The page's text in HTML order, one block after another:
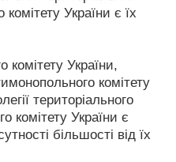
України є їх
комітету України,
комітету
територіального
комітету України є
більшості від їх